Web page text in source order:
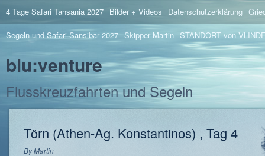
4 Tage Safari Tansania 2027 Bilder + Videos Datenschutzerklärung
Segeln und Safari Sansibar 2027 Skipper Martin STANDORT von
blu:venture
Flusskreuzfahrten und Segeln
Törn (Athen-Ag. Konstantinos) , Tag 4
ByMartin